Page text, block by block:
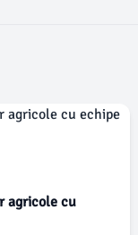
agricole cu